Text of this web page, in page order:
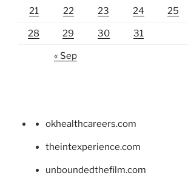
21 22 23 24 25
28 29 30 31
« Sep
okhealthcareers.com
theintexperience.com
unboundedthefilm.com